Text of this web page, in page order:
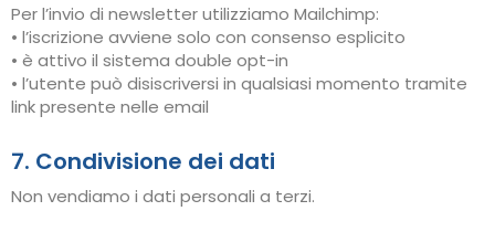
Per l’invio di newsletter utilizziamo Mailchimp:
• l’iscrizione avviene solo con consenso esplicito
• è attivo il sistema double opt-in
• l’utente può disiscriversi in qualsiasi momento tramite
link presente nelle email
7. Condivisione dei dati
Non vendiamo i dati personali a terzi.